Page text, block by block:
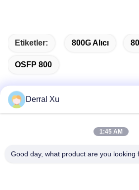
Etiketler: 800G Alıcı
OSFP 800
Adres
Derral Xu
1:45 AM
Good day, what product are you looking